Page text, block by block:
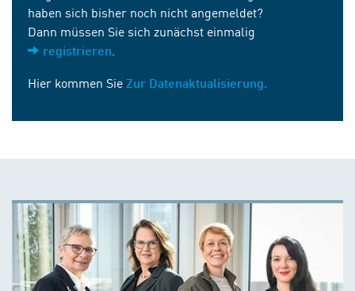
haben sich bisher noch nicht angemeldet?
Dann müssen Sie sich zunächst einmalig
registrieren
Hier kommen Sie Zur Datenaktualisierung.